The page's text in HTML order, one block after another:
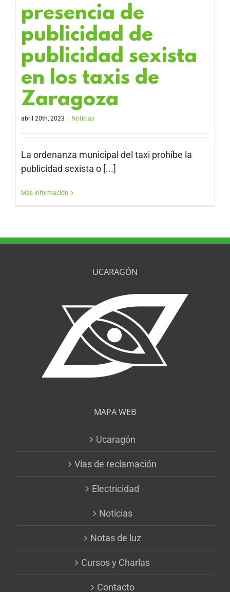
presencia de
publicidad de
publicidad sexista
en los taxis de
Zaragoza
abril 20th, 2023 Noticias
La ordenanza municipal del taxi prohíbe la
publicidad sexista o [...]
Más información
UCARAGÓN
MAPA WEB
Ucaragón
Vías de reclamación
Electricidad
Noticias
Notas de luz
Cursos y Charlas
Contacto